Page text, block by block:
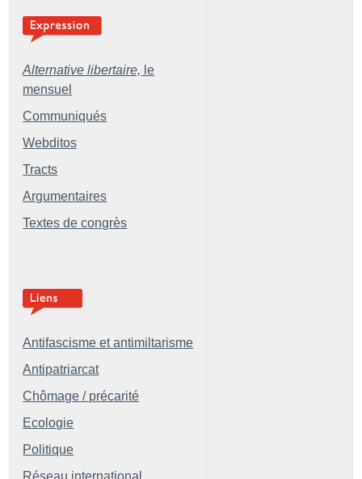
Alternative libertaire, le
mensuel
Communiqués
Webditos
Tracts
Argumentaires
Textes de congrès
Antifascisme et antimiltarisme
Antipatriarcat
Chômage / précarité
Ecologie
Politique
Réseau international